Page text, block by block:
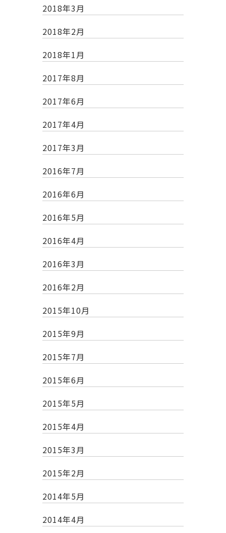
2018年3月
2018年2月
2018年1月
2017年8月
2017年6月
2017年4月
2017年3月
2016年7月
2016年6月
2016年5月
2016年4月
2016年3月
2016年2月
2015年10月
2015年9月
2015年7月
2015年6月
2015年5月
2015年4月
2015年3月
2015年2月
2014年5月
2014年4月